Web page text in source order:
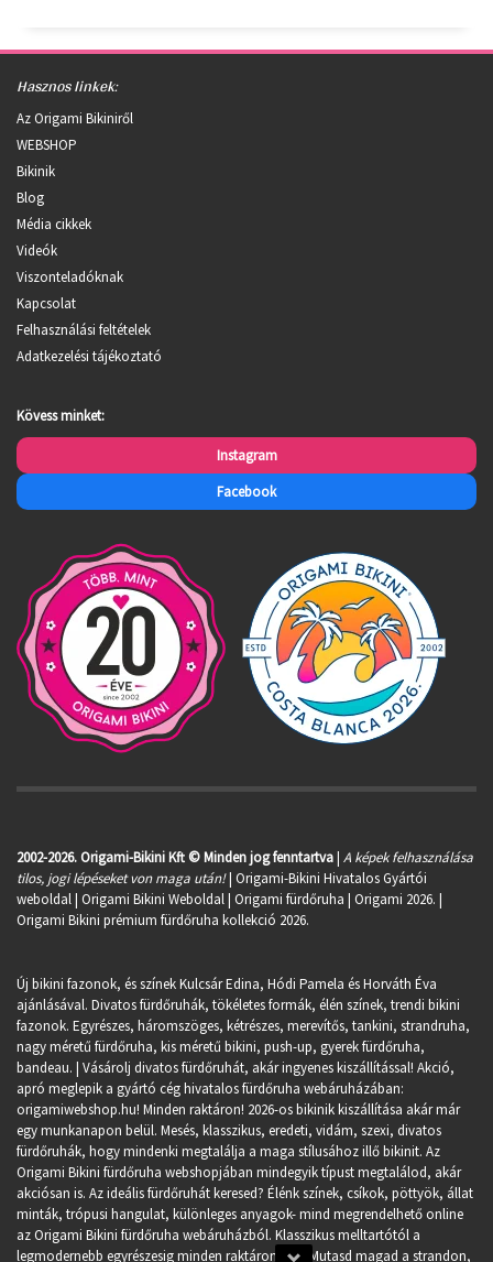
Hasznos linkek:
Az Origami Bikiniről
WEBSHOP
Bikinik
Blog
Média cikkek
Videók
Viszonteladóknak
Kapcsolat
Felhasználási feltételek
Adatkezelési tájékoztató
Kövess minket:
Instagram
Facebook
2002-2026. Origami-Bikini Kft © Minden jog fenntartva| A képek felhasználása
tilos, jogi lépéseket von maga után!| Origami-Bikini Hivatalos Gyártói
weboldal | Origami Bikini Weboldal | Origami fürdőruha | Origami 2026. |
Origami Bikini prémium fürdőruha kollekció 2026.
Új bikini fazonok, és színek Kulcsár Edina, Hódi Pamela és Horváth Éva
ajánlásával. Divatos fürdőruhák, tökéletes formák, élén színek, trendi bikini
fazonok. Egyrészes, háromszöges, kétrészes, merevítős, tankini, strandruha,
nagy méretű fürdőruha, kis méretű bikini, push-up, gyerek fürdőruha,
bandeau. | Vásárolj divatos fürdőruhát, akár ingyenes kiszállítással! Akció,
apró meglepik a gyártó cég hivatalos fürdőruha webáruházában:
origamiwebshop.hu! Minden raktáron! 2026-os bikinik kiszállítása akár már
egy munkanapon belül. Mesés, klasszikus, eredeti, vidám, szexi, divatos
fürdőruhák, hogy mindenki megtalálja a maga stílusához illő bikinit. Az
Origami Bikini fürdőruha webshopjában mindegyik típust megtalálod, akár
akciósan is. Az ideális fürdőruhát keresed? Élénk színek, csíkok, pöttyök, állat
minták, trópusi hangulat, különleges anyagok- mind megrendelhető online
az Origami Bikini fürdőruha webáruházból. Klasszikus melltartótól a
legmodernebb egyrészesig minden raktáron van. Mutasd magad a strandon,